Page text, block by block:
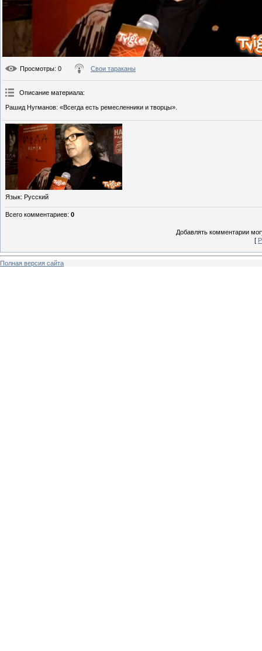
Просмотры: 0 Свои тараканы
Описание материала:
Рашид Нугманов: «Всегда есть ремесленники и творцы».
Язык: Русский
Всего комментариев: 0
Добавлять комментарии
[
Полная версия сайта